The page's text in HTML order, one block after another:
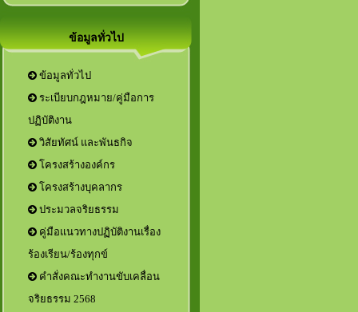
ข้อมูลทั่วไป
ข้อมูลทั่วไป
ระเบียบกฎหมาย/คู่มือการ
ปฏิบัติงาน
วิสัยทัศน์ และพันธกิจ
โครงสร้างองค์กร
โครงสร้างบุคลากร
ประมวลจริยธรรม
คู่มือแนวทางปฏิบัติงานเรื่อง
ร้องเรียน/ร้องทุกข์
คำสั่งคณะทำงานขับเคลื่อน
จริยธรรม 2568